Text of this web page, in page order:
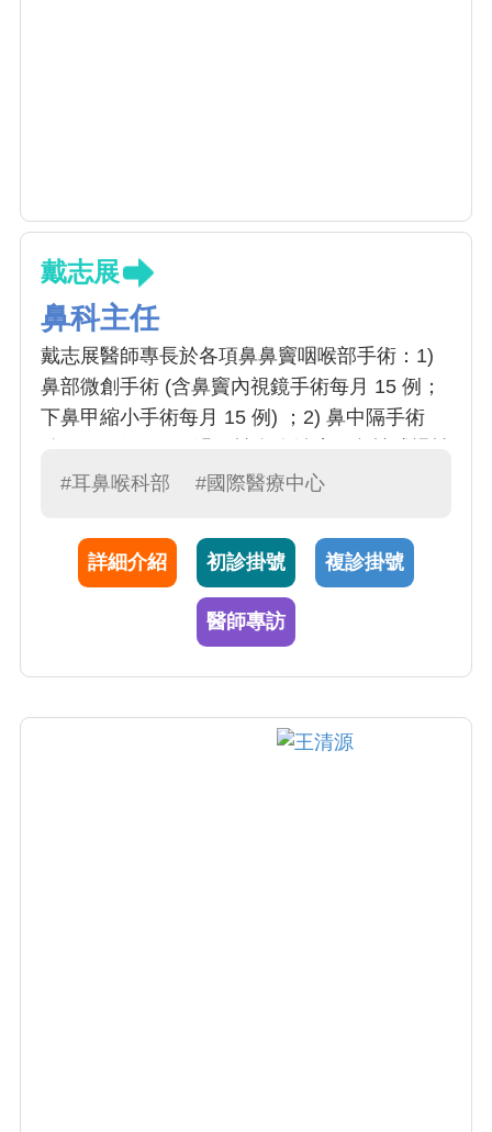
戴志展
鼻科主任
戴志展醫師專長於各項鼻鼻竇咽喉部手術：1)
鼻部微創手術 (含鼻竇內視鏡手術每月 15 例；
下鼻甲縮小手術每月 15 例) ；2) 鼻中隔手術
鼻竇炎治療 (每月 100 例以上) ；4) 聲帶喉部顯
切除手術。上述各項手術均有極高的成功率 95-
100%。戴醫師亦熟捻醫療品質分析與管理，醫
療政策與健康保險制度
#耳鼻喉科部 #國際醫療中心
詳細介紹 初診掛號 複診掛號
醫師專訪